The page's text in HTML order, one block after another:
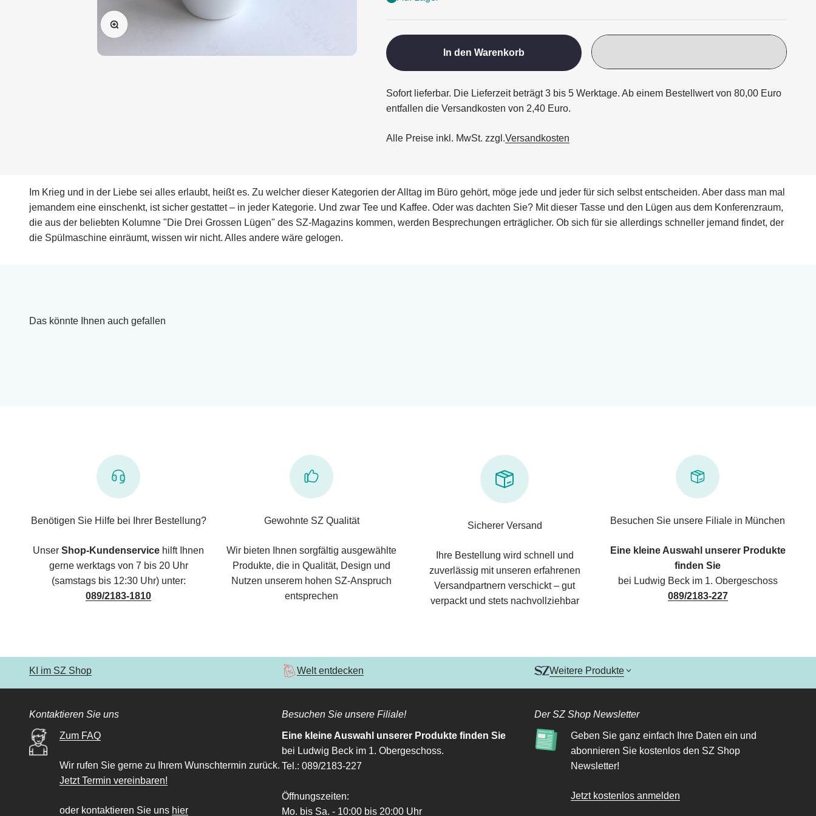
Bild vergrößern
In den Warenkorb
Sofort lieferbar. Die Lieferzeit beträgt 3 bis 5 Werktage. Ab einem Bestellwert von 80,00 Euro
entfallen die Versandkosten von 2,40 Euro.
Alle Preise inkl. MwSt. zzgl.Versandkosten
Im Krieg und in der Liebe sei alles erlaubt, heißt es. Zu welcher dieser Kategorien der Alltag im Büro gehört, möge jede und jeder für sich selbst entscheiden. Aber dass man mal
jemandem eine einschenkt, ist sicher gestattet – in jeder Kategorie. Und zwar Tee und Kaffee. Oder was dachten Sie? Mit dieser Tasse und den Lügen aus dem Konferenzraum,
die aus der beliebten Kolumne "Die Drei Grossen Lügen" des SZ-Magazins kommen, werden Besprechungen erträglicher. Ob sich für sie allerdings schneller jemand findet, der
die Spülmaschine einräumt, wissen wir nicht. Alles andere wäre gelogen.
Das könnte Ihnen auch gefallen
Benötigen Sie Hilfe bei Ihrer Bestellung?
Unser Shop-Kundenservice hilft Ihnen
gerne werktags von 7 bis 20 Uhr
(samstags bis 12:30 Uhr) unter:
089/2183-1810
Gewohnte SZ Qualität
Wir bieten Ihnen sorgfältig ausgewählte
Produkte, die in Qualität, Design und
Nutzen unserem hohen SZ-Anspruch
entsprechen
Sicherer Versand
Ihre Bestellung wird schnell und
zuverlässig mit unseren erfahrenen
Versandpartnern verschickt – gut
verpackt und stets nachvollziehbar
Besuchen Sie unsere Filiale in München
Eine kleine Auswahl unserer Produkte
finden Sie
bei Ludwig Beck im 1. Obergeschoss
089/2183-227
KI im SZ Shop Welt entdecken Weitere Produkte
Kontaktieren Sie uns
Zum FAQ
Wir rufen Sie gerne zu Ihrem Wunschtermin zurück.
Jetzt Termin vereinbaren!
oder kontaktieren Sie uns hier
Besuchen Sie unsere Filiale!
Eine kleine Auswahl unserer Produkte finden Sie
bei Ludwig Beck im 1. Obergeschoss.
Tel.: 089/2183-227
Öffnungszeiten:
Mo. bis Sa. - 10:00 bis 20:00 Uhr
Der SZ Shop Newsletter
Geben Sie ganz einfach Ihre Daten ein und
abonnieren Sie kostenlos den SZ Shop
Newsletter!
Jetzt kostenlos anmelden